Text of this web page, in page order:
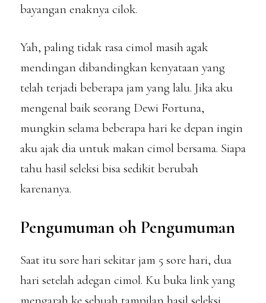
bayangan enaknya cilok.
Yah, paling tidak rasa cimol masih agak
mendingan dibandingkan kenyataan yang
telah terjadi beberapa jam yang lalu. Jika aku
mengenal baik seorang Dewi Fortuna,
mungkin selama beberapa hari ke depan ingin
aku ajak dia untuk makan cimol bersama. Siapa
tahu hasil seleksi bisa sedikit berubah
karenanya.
Pengumuman oh Pengumuman
Saat itu sore hari sekitar jam 5 sore hari, dua
hari setelah adegan cimol. Ku buka link yang